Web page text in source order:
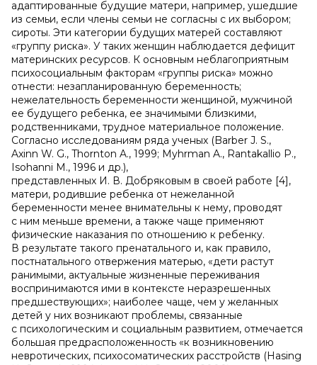
адаптированные будущие матери, например, ушедшие
из семьи, если члены семьи не согласны с их выбором;
сироты. Эти категории будущих матерей составляют
«группу риска». У таких женщин наблюдается дефицит
материнских ресурсов. К основным неблагоприятным
психосоциальным факторам «группы риска» можно
отнести: незапланированную беременность;
нежелательность беременности женщиной, мужчиной
ее будущего ребенка, ее значимыми близкими,
родственниками, трудное материальное положение.
Согласно исследованиям ряда ученых (Barber J. S.,
Axinn W. G., Thornton A., 1999; Myhrman A., Rantakallio P.,
Isohanni M., 1996 и др.),
представленных И. В. Добряковым в своей работе [4],
матери, родившие ребенка от нежеланной
беременности менее внимательны к нему, проводят
с ним меньше времени, а также чаще применяют
физические наказания по отношению к ребенку.
В результате такого пренатального и, как правило,
постнатального отвержения матерью, «дети растут
ранимыми, актуальные жизненные переживания
воспринимаются ими в контексте неразрешенных
предшествующих»; наиболее чаще, чем у желанных
детей у них возникают проблемы, связанные
с психологическим и социальным развитием, отмечается
большая предрасположенность «к возникновению
невротических, психосоматических расстройств (Hasing